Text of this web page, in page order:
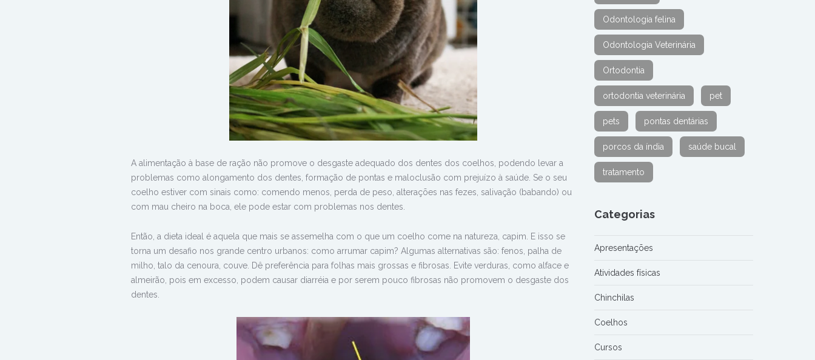
A alimentação à base de ração não promove o desgaste adequado dos dentes dos coelhos, podendo levar a
problemas como alongamento dos dentes, formação de pontas e maloclusão com prejuízo à saúde. Se o seu
coelho estiver com sinais como: comendo menos, perda de peso, alterações nas fezes, salivação (babando) ou
com mau cheiro na boca, ele pode estar com problemas nos dentes.
Então, a dieta ideal é aquela que mais se assemelha com o que um coelho come na natureza, capim. E isso se
torna um desafio nos grande centro urbanos: como arrumar capim? Algumas alternativas são: fenos, palha de
milho, talo da cenoura, couve. Dê preferência para folhas mais grossas e fibrosas. Evite verduras, como alface e
almeirão, pois em excesso, podem causar diarréia e por serem pouco fibrosas não promovem o desgaste dos
dentes.
Odontologia felina
Odontologia Veterinária
Ortodontia
ortodontia veterinária pet
pets pontas dentárias
porcos da índia saúde bucal
tratamento
Categorias
Apresentações
Atividades físicas
Chinchilas
Coelhos
Cursos